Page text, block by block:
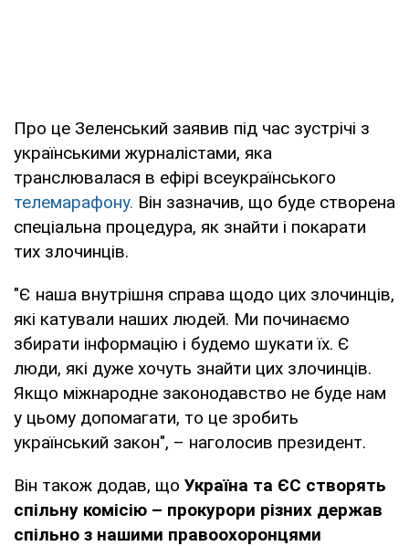
Про це Зеленський заявив під час зустрічі з
українськими журналістами, яка
транслювалася в ефірі всеукраїнського
телемарафону. Він зазначив, що буде створена
спеціальна процедура, як знайти і покарати
тих злочинців.
"Є наша внутрішня справа щодо цих злочинців,
які катували наших людей. Ми починаємо
збирати інформацію і будемо шукати їх. Є
люди, які дуже хочуть знайти цих злочинців.
Якщо міжнародне законодавство не буде нам
у цьому допомагати, то це зробить
український закон", – наголосив президент.
Він також додав, що Україна та ЄС створять
спільну комісію – прокурори різних держав
спільно з нашими правоохоронцями